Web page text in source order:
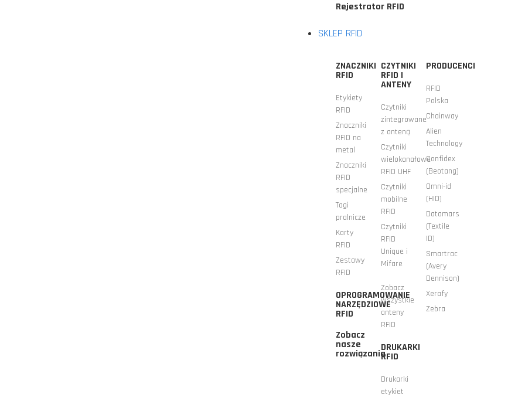
Rejestrator RFID
SKLEP RFID
ZNACZNIKI
RFID
Etykiety
RFID
Znaczniki
RFID na
metal
Znaczniki
RFID
specjalne
Tagi
pralnicze
Karty
RFID
Zestawy
RFID
OPROGRAMOWANIE
NARZĘDZIOWE
RFID
Zobacz
nasze
rozwiązania
CZYTNIKI
RFID I
ANTENY
Czytniki
zintegrowane
z anteną
Czytniki
wielokanałowe
RFID UHF
Czytniki
mobilne
RFID
Czytniki
RFID
Unique i
Mifare
Zobacz
wszystkie
anteny
RFID
DRUKARKI
RFID
Drukarki
etykiet
PRODUCENCI
RFID
Polska
Chainway
Alien
Technology
Confidex
(Beotang)
Omni-id
(HID)
Datamars
(Textile
ID)
Smartrac
(Avery
Dennison)
Xerafy
Zebra